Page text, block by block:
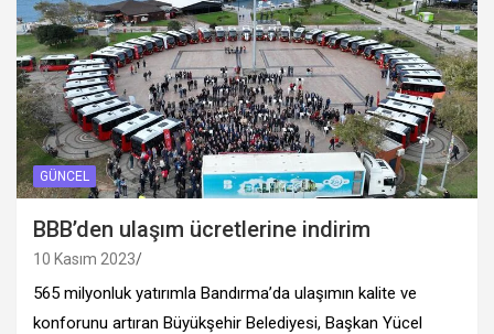
GÜNCEL
BBB’den ulaşım ücretlerine indirim
10 Kasım 2023
565 milyonluk yatırımla Bandırma’da ulaşımın kalite ve
konforunu artıran Büyükşehir Belediyesi, Başkan Yücel